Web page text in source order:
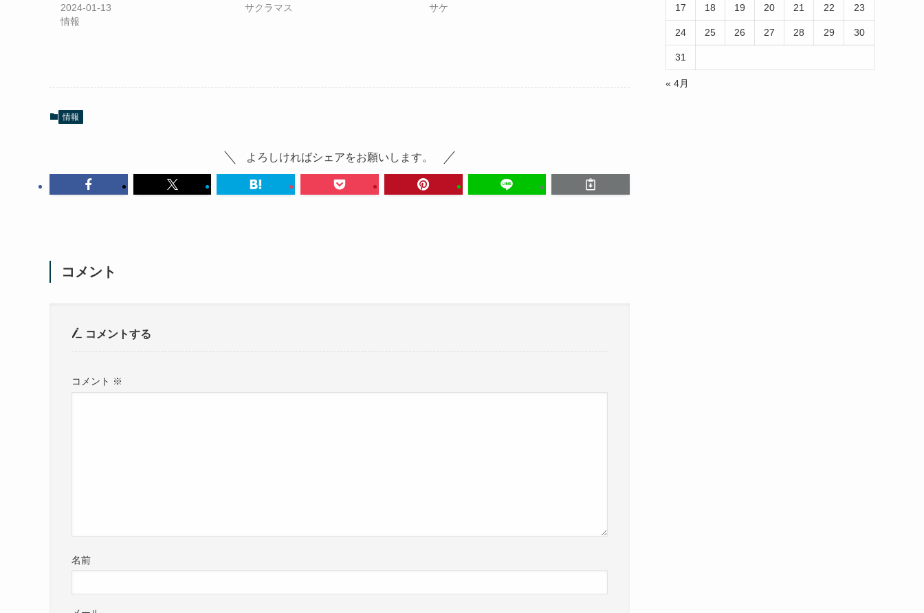
2024-01-13
情報
サクラマス
サケ
情報
よろしければシェアをお願いします。
コメント
コメントする
コメント ※
名前
17 18 19 20 21 22 23
24 25 26 27 28 29 30
31
« 4月